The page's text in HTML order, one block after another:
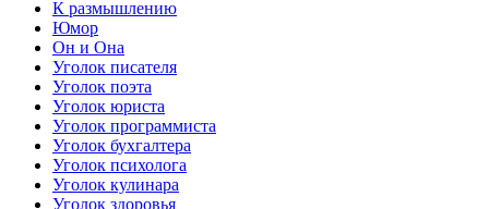
К размышлению
Юмор
Он и Она
Уголок писателя
Уголок поэта
Уголок юриста
Уголок программиста
Уголок бухгалтера
Уголок психолога
Уголок кулинара
Уголок здоровья